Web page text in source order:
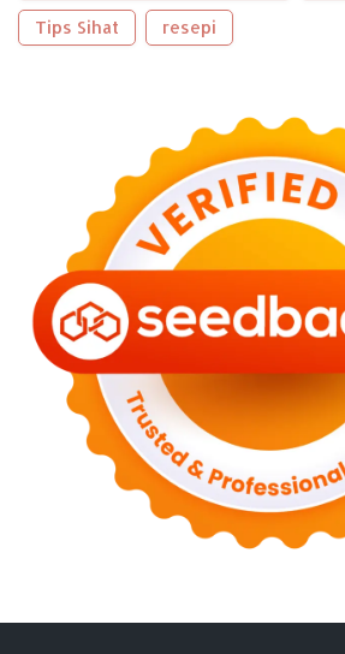
►September 2023(5)
►August 2023(9)
(6)
February 2023
(6)
January 2023 (13)
2022
December 2022 (6)
September 2022
►
August 2022(11)
▼
July 2022 (7)
Wordless Wednesday - Jaga
Dah Lama Tak Sarapan Kuih Konar
8 Cara Legakan Anak Meragam Sebab
Tarikh Hari Ini Pada 25 Tahun Yang Lalu
Selamat Ulang Tahun Kelahiran Untuk
Pasta Goreng Cili Padi Mudah Dan
LZS Lancarkan Bulan Taksir Zakat -
►February 2022(6)
Tips Sihat resepi